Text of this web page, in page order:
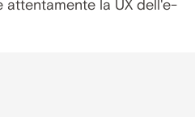
la UX dell'e-